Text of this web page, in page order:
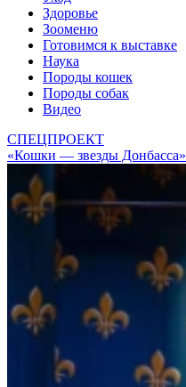
Здоровье
Зооменю
Готовимся к выставке
Наука
Породы кошек
Породы собак
Видео
СПЕЦПРОЕКТ
«Кошки — звезды Донбасса»